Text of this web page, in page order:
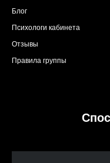
Блог
Психологи кабинета
Отзывы
Правила группы